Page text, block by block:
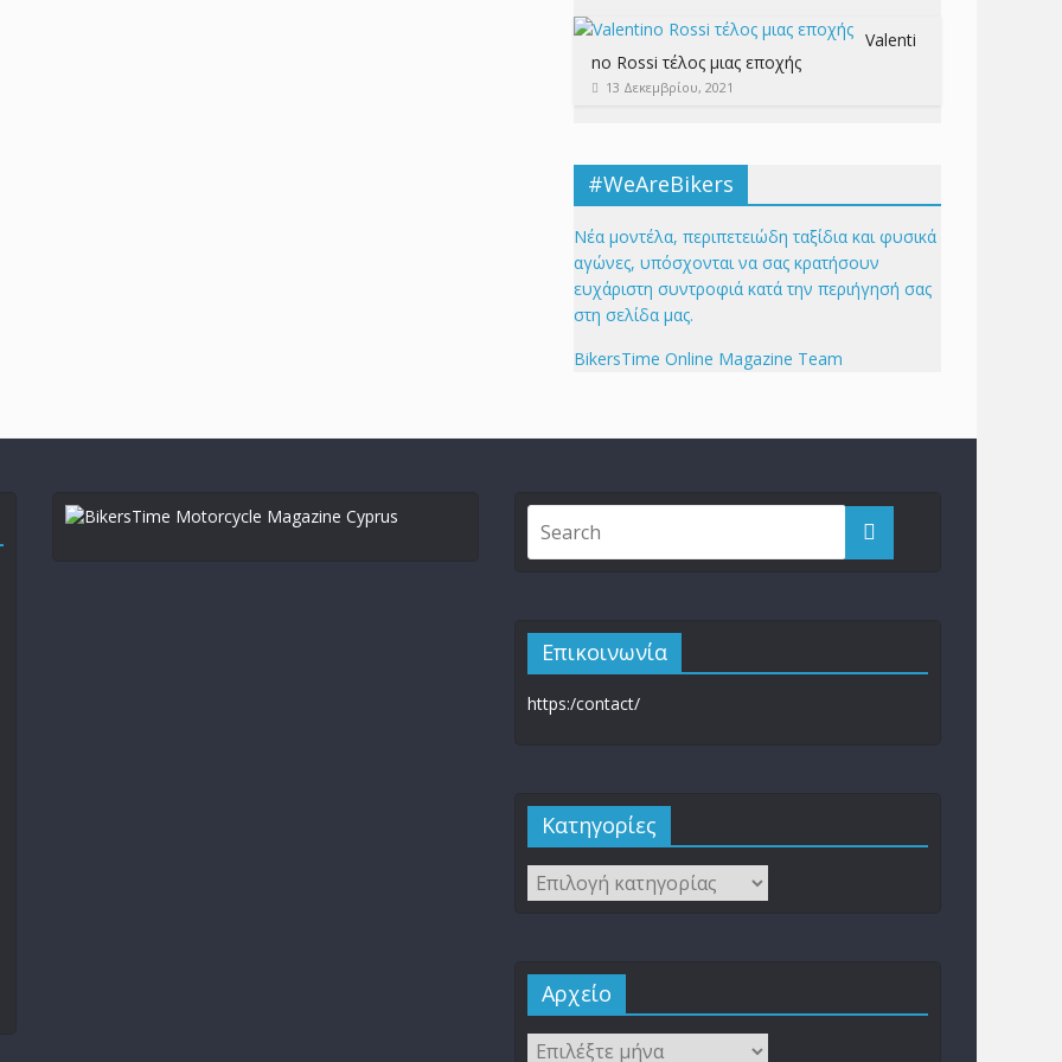
Valenti
no Rossi τέλος μιας εποχής
13 Δεκεμβρίου, 2021
#WeAreBikers
Νέα μοντέλα, περιπετειώδη ταξίδια και φυσικά
αγώνες, υπόσχονται να σας κρατήσουν
ευχάριστη συντροφιά κατά την περιήγησή σας
στη σελίδα μας.
BikersTime Online Magazine Team
Επικοινωνία
https:/contact/
Kατηγορίες
Αρχείο